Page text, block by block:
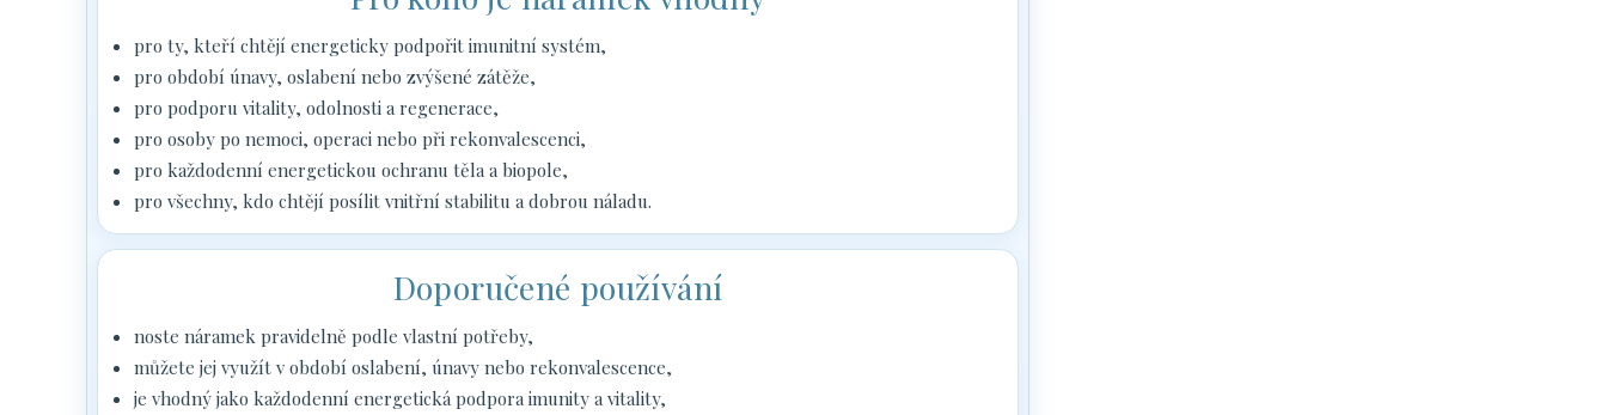
pro ty, kteří chtějí energeticky podpořit imunitní systém,
pro období únavy, oslabení nebo zvýšené zátěže,
pro podporu vitality, odolnosti a regenerace,
pro osoby po nemoci, operaci nebo při rekonvalescenci,
pro každodenní energetickou ochranu těla a biopole,
pro všechny, kdo chtějí posílit vnitřní stabilitu a dobrou náladu.
Doporučené používání
noste náramek pravidelně podle vlastní potřeby,
můžete jej využít v období oslabení, únavy nebo rekonvalescence,
je vhodný jako každodenní energetická podpora imunity a vitality,